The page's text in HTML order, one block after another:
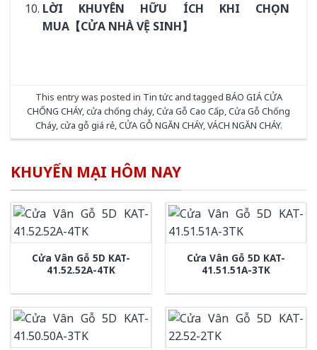
LỜI KHUYÊN HỮU ÍCH KHI CHỌN
MUA【CỬA NHÀ VỆ SINH】
This entry was posted in Tin tứcand tagged BÁO GIÁ CỬA
CHỐNG CHÁY,cửa chống cháy,Cửa Gỗ Cao Cấp,Cửa Gỗ Chống
Cháy,cửa gỗ giá rẻ,CỬA GỖ NGĂN CHÁY,VÁCH NGĂN CHÁY.
KHUYẾN MẠI HÔM NAY
Cửa Vân Gỗ 5D KAT-
41.52.52A-4TK
Cửa Vân Gỗ 5D KAT-
41.51.51A-3TK